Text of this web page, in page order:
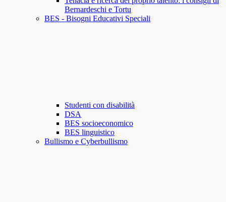
Bernardeschi e Tortu
BES - Bisogni Educativi Speciali
Studenti con disabilità
DSA
BES socioeconomico
BES linguistico
Bullismo e Cyberbullismo